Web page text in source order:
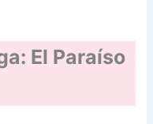
El Paraíso